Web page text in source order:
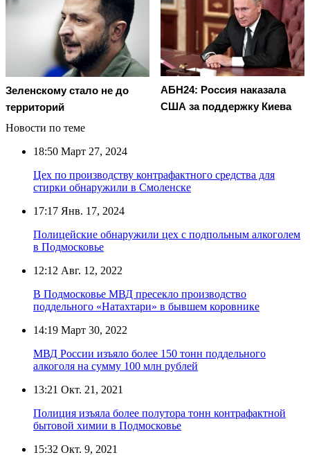
Зеленскому стало не до
территорий
АБН24: Россия наказала
США за поддержку Киева
Новости по теме
18:50 Март 27, 2024
Цех по производству контрафактного средства для
стирки обнаружили в Смоленске
17:17 Янв. 17, 2024
Полицейские обнаружили цех с подпольным алкоголем
в Подмосковье
12:12 Авг. 12, 2022
В Подмосковье МВД пресекло производство
поддельного «Натахтари» в бывшем коровнике
14:19 Март 30, 2022
МВД России изъяло более 150 тонн поддельного
алкоголя на сумму 100 млн рублей
13:21 Окт. 21, 2021
Полиция изъяла более полутора тонн контрафактной
бытовой химии в Подмосковье
15:32 Окт. 9, 2021